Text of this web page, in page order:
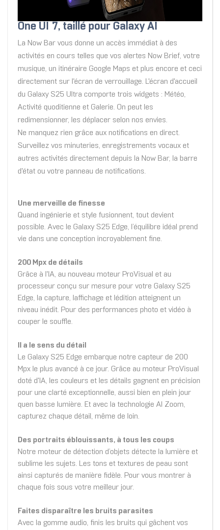
One UI 7, taillé pour Galaxy AI
La Now Bar vous donne un accès immédiat à des
activités en cours telles que vos alertes Now Brief, votre
musique, un itinéraire Google Maps et plus encore et ceci
directement sur l'écran de verrouillage. L'écran d'accueil
du Galaxy S25 Ultra comporte trois widgets : Météo,
Activité quoditienne et Galerie. On peut les
redimensionner, les déplacer selon nos envies.
Ne manquez rien grâce aux notifications en direct.
Surveillez vos minuteries, enregistrements vocaux et
autres activités directement depuis la Now Bar, la barre
d'état ou votre panneau de notifications.
Une merveille de finesse
Quand ingénierie et style fusionnent, tout devient
possible. Avec le Galaxy S25 Edge, l’équilibre idéal prend
vie dans une conception incroyablement fine.
200 Mpx de détails
Grâce à l'IA, au nouveau moteur ProVisual et au
processeur conçu sur mesure pour votre Galaxy S25
Edge, la capture, laffichage et lédition atteignent un
niveau inédit. Pour des performances photo et vidéo à
couper le souffle.
Il a le sens du détail
Le Galaxy S25 Edge embarque notre capteur de 200
Mpx le plus avancé à ce jour. Grâce au moteur ProVisual
doté d'IA, les couleurs et les détails gagnent en précision
pour une clarté exceptionnelle, aussi bien en plein jour
quen basse lumière. Et avec la technologie AI Zoom,
capturez chaque détail, même de loin.
Des portraits éblouissants, à tous les coups
Notre moteur de détection d’objets détecte la lumière et
sublime les sujets. Les tons et textures de peau sont
ainsi capturés de manière fidèle. Pour vous montrer à
chaque fois sous votre meilleur jour.
Faites disparaître les bruits parasites
Avec la gomme audio, finis les bruits qui gâchent vos